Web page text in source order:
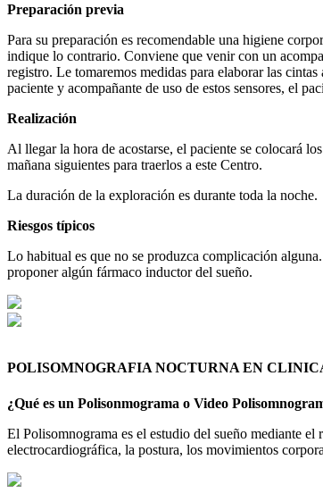
Preparación previa
Para su preparación es recomendable una higiene
indique lo contrario. Conviene que venir con un
registro. Le tomaremos medidas para elaborar las
paciente y acompañante de uso de estos sensores, el
Realización
Al llegar la hora de acostarse, el paciente se colocará
mañana siguientes para traerlos a este Centro.
La duración de la exploración es durante toda la noche.
Riesgos típicos
Lo habitual es que no se produzca complicación
proponer algún fármaco inductor del sueño.
POLISOMNOGRAFIA NOCTURNA EN
¿Qué es un Polisonmograma o Video
El Polisomnograma es el estudio del sueño mediante
electrocardiográfica, la postura, los movimientos